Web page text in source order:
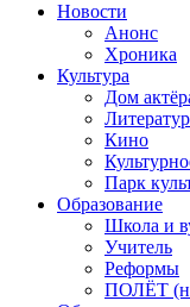
Новости
Анонс
Хроника
Культура
Дом
Кино
Парк
Образование
Школа и
Учитель
Реформы
ПОЛЁТ